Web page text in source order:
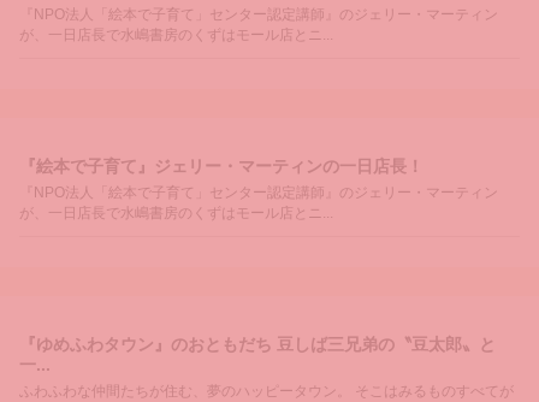
『NPO法人「絵本で子育て」センター認定講師』のジェリー・マーティン
が、一日店長で水嶋書房のくずはモール店とニ...
『絵本で子育て』ジェリー・マーティンの一日店長！
『NPO法人「絵本で子育て」センター認定講師』のジェリー・マーティン
が、一日店長で水嶋書房のくずはモール店とニ...
『ゆめふわタウン』のおともだち 豆しば三兄弟の〝豆太郎〟と
一...
ふわふわな仲間たちが住む、夢のハッピータウン。 そこはみるものすべてが